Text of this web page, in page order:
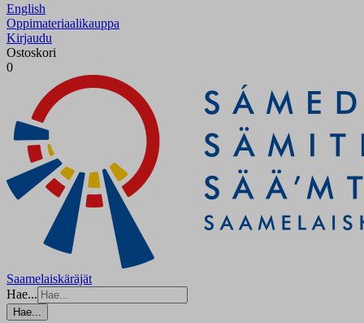
English
Oppimateriaalikauppa
Kirjaudu
Ostoskori
0
Saamelaiskäräjät
Hae...
Hae...